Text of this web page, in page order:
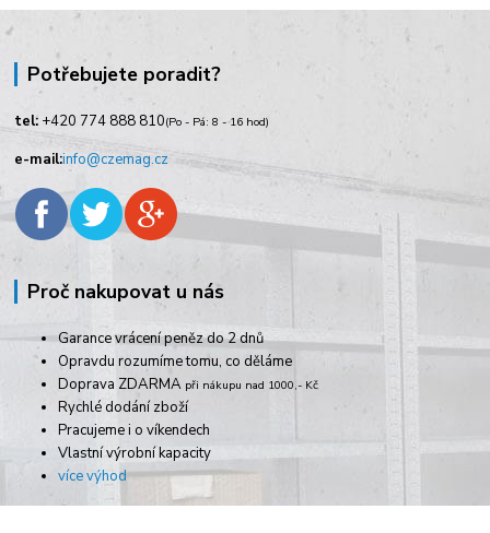
Potřebujete poradit?
tel: +420 774 888 810(Po - Pá: 8 - 16 hod)
e-mail:info@czemag.cz
Proč nakupovat u nás
Garance vrácení peněz do 2 dnů
Opravdu rozumíme tomu, co děláme
Doprava ZDARMA při nákupu nad 1000,- Kč
Rychlé dodání zboží
Pracujeme i o víkendech
Vlastní výrobní kapacity
více výhod